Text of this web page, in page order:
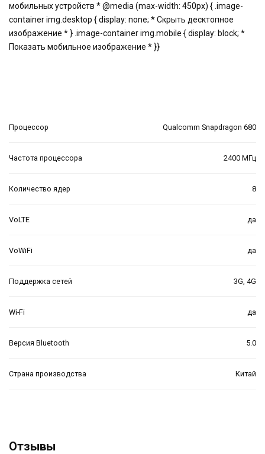
мобильных устройств * @media (max-width: 450px) { .image-
container img.desktop { display: none; * Скрыть десктопное
изображение * } .image-container img.mobile { display: block; *
Показать мобильное изображение * }}
Процессор Qualcomm Snapdragon 680
Частота процессора 2400 МГц
Количество ядер 8
VoLTE да
VoWiFi да
Поддержка сетей 3G, 4G
Wi-Fi да
Версия Bluetooth 5.0
Страна производства Китай
Отзывы